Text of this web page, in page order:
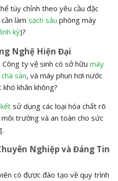
tùy chỉnh theo yêu cầu đặc
làm sạch sâu phòng máy
kỳ)?
Nghệ Hiện Đại
Công ty vệ sinh có sở hữu máy
sàn, và máy phun hơi nước
khăn không?
sử dụng các loại hóa chất rõ
trường và an toàn cho sức
Nghiệp và Đáng Tin
có được đào tạo về quy trình